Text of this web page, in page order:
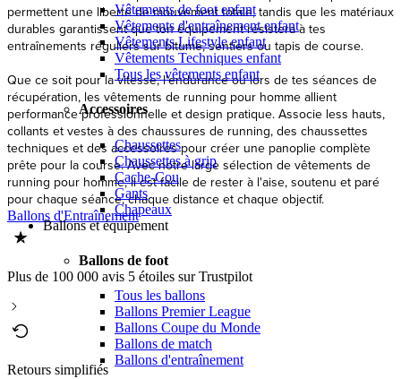
Vêtements de foot enfant
Vêtements d'entraînement enfant
Vêtements Lifestyle enfant
Vêtements Techniques enfant
Tous les vêtements enfant
Accessoires
Chaussettes
Chaussettes à grip
Cache-Cou
Gants
Chapeaux
Ballons et équipement
Ballons de foot
Tous les ballons
Ballons Premier League
Ballons Coupe du Monde
Ballons de match
Ballons d'entraînement
permettent une liberté de mouvement totale, tandis que les matériaux
durables garantissent que ton équipement résistera à tes
entraînements réguliers sur bitume, sentiers ou tapis de course.
Que ce soit pour la vitesse, l'endurance ou lors de tes séances de
récupération, les vêtements de running pour homme allient
performance professionnelle et design pratique. Associe less hauts,
collants et vestes à des chaussures de running, des chaussettes
techniques et des accessoires pour créer une panoplie complète
prête pour la course. Avec notre large sélection de vêtements de
running pour homme, il est facile de rester à l'aise, soutenu et paré
pour chaque séance, chaque distance et chaque objectif.
Ballons d'Entraînement
Plus de 100 000 avis 5 étoiles sur Trustpilot
Retours simplifiés